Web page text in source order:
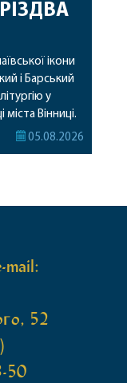
ікони
і Барський
у
Вінниці.
05.08.2026
mail:
52
50